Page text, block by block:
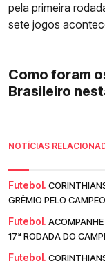
pela primeira
sete jogos
Como foram
Brasileiro
NOTÍCIAS
Futebol.
GRÊMIO PELO
Futebol.
17ª RODADA DO
Futebol.